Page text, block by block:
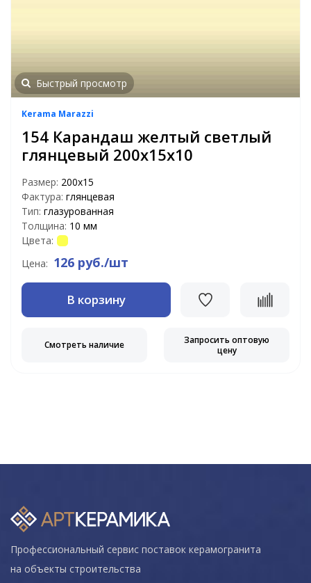
Быстрый просмотр
Kerama Marazzi
154 Карандаш желтый светлый
глянцевый 200х15х10
Размер: 200х15
Фактура: глянцевая
Тип: глазурованная
Толщина: 10 мм
Цвета:
Цена: 126 руб./шт
В корзину
Смотреть наличие
Запросить оптовую
цену
Профессиональный сервис поставок керамогранита
на объекты строительства